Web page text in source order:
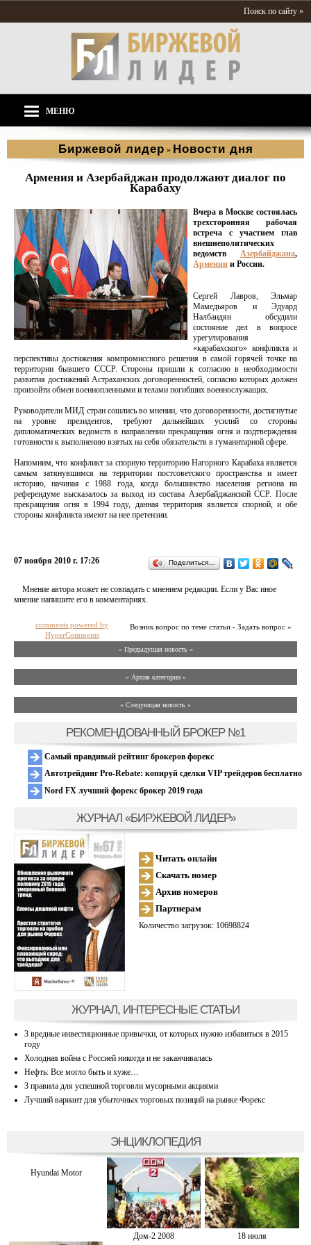
Поиск по сайту »
МЕНЮ
Биржевой лидер » Новости дня
Армения и Азербайджан продолжают диалог по
Карабаху
Вчера в Москве состоялась
трехсторонняя рабочая
встреча с участием глав
внешнеполитических
ведомств Азербайджана,
Армении и России.
Сергей Лавров, Эльмар
Мамедьяров и Эдуард
Налбандян обсудили
состояние дел в вопросе
урегулирования
«карабахского» конфликта и
перспективы достижения компромиссного решения в самой горячей точке на
территории бывшего СССР. Стороны пришли к согласию в необходимости
развития достижений Астраханских договоренностей, согласно которых должен
произойти обмен военнопленными и телами погибших военнослужащих.
Руководители МИД стран сошлись во мнении, что договоренности, достигнутые
на уровне президентов, требуют дальнейших усилий со стороны
дипломатических ведомств в направлении прекращения огня и подтверждения
готовности к выполнению взятых на себя обязательств в гуманитарной сфере.
Напомним, что конфликт за спорную территорию Нагорного Карабаха является
самым затянувшимся на территории постсоветского пространства и имеет
историю, начиная с 1988 года, когда большинство населения региона на
референдуме высказалось за выход из состава Азербайджанской ССР. После
прекращения огня в 1994 году, данная территория является спорной, и обе
стороны конфликта имеют на нее претензии.
07 ноября 2010 г. 17:26 Поделиться…
Мнение автора может не совпадать с мнением редакции. Если у Вас иное
мнение напишите его в комментариях.
Возник вопрос по теме статьи - Задать вопрос »
comments powered by
HyperComments
« Предыдущая новость «
» Архив категории «
» Следующая новость »
РЕКОМЕНДОВАННЫЙ БРОКЕР №1
Самый правдивый рейтинг брокеров форекс
Автотрейдинг Pro-Rebate: копируй сделки VIP трейдеров бесплатно
Nord FX лучший форекс брокер 2019 года
ЖУРНАЛ «БИРЖЕВОЙ ЛИДЕР»
Читать онлайн
Скачать номер
Архив номеров
Партнерам
Количество загрузок: 10698824
ЖУРНАЛ, ИНТЕРЕСНЫЕ СТАТЬИ
3 вредные инвестиционные привычки, от которых нужно избавиться в 2015
году
Холодная война с Россией никогда и не заканчивалась
Нефть: Все могло быть и хуже…
3 правила для успешной торговли мусорными акциями
Лучший вариант для убыточных торговых позиций на рынке Форекс
ЭНЦИКЛОПЕДИЯ
Hyundai Motor
Дом-2 2008 18 июля